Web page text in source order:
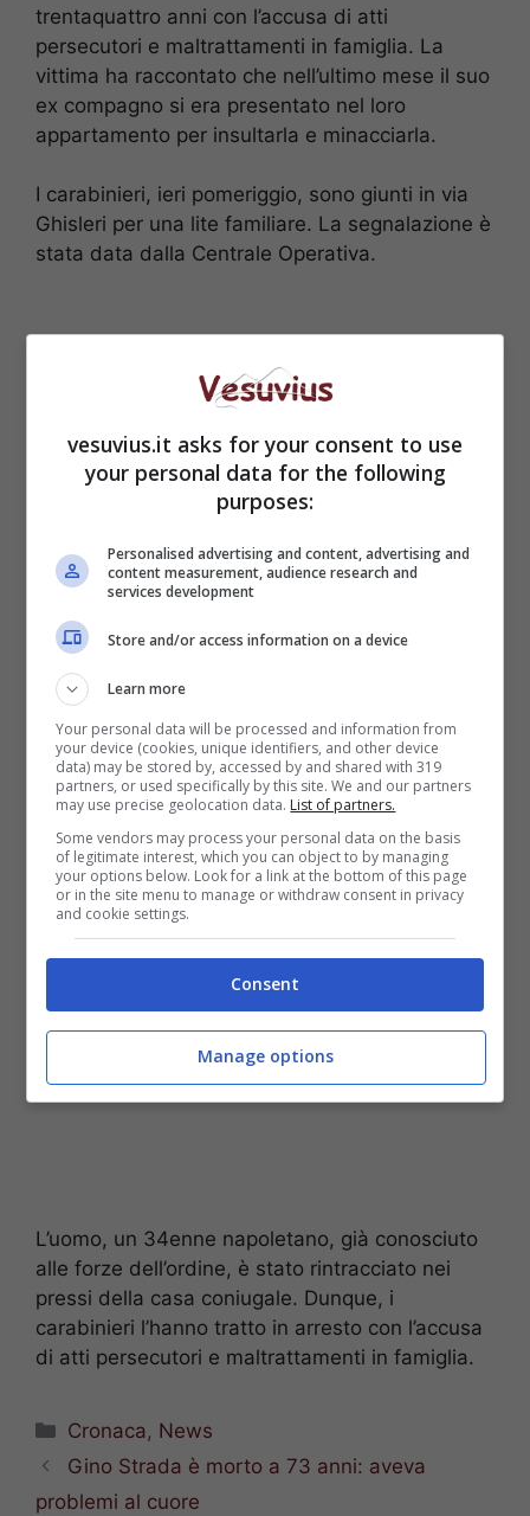
trentaquattro anni con l’accusa di atti
persecutori e maltrattamenti in famiglia. La
vittima ha raccontato che nell’ultimo mese il suo
ex compagno si era presentato nel loro
appartamento per insultarla e minacciarla.
I carabinieri, ieri pomeriggio, sono giunti in via
Ghisleri per una lite familiare. La segnalazione è
stata data dalla Centrale Operativa.
POTREBBE INTERESSATI ANCHE —>
Strada è morto a 73 anni: aveva problemi di
cuore
I poliziotti, giunti sul posto, hanno avvicinato la
vittima. A quel punto la donna ha spiegato che
nell’ultimo mese il suo ex compagno si era
presentato presso il loro appartamento per
insultarla e minacciarla.
L’uomo, un 34enne napoletano, già conosciuto
alle forze dell’ordine, è stato rintracciato nei
pressi della casa coniugale. Dunque, i
carabinieri l’hanno tratto in arresto con l’accusa
di atti persecutori e maltrattamenti in famiglia.
Categorie
Cronaca, News
Gino Strada è morto a 73 anni: aveva
problemi al cuore
vesuvius.it asks for your consent to use
your personal data for the following
purposes:
Personalised advertising and content, advertising and
content measurement, audience research and
services development
Store and/or access information on a device
Learn more
Your personal data will be processed and information from
your device (cookies, unique identifiers, and other device
data) may be stored by, accessed by and shared with 319
partners, or used specifically by this site. We and our partners
may use precise geolocation data. List of partners.
Some vendors may process your personal data on the basis
of legitimate interest, which you can object to by managing
your options below. Look for a link at the bottom of this page
or in the site menu to manage or withdraw consent in privacy
and cookie settings.
Consent
Manage options